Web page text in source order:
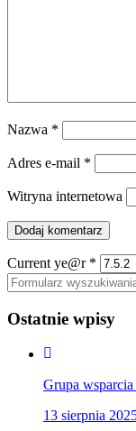
Nazwa *
Adres e-mail *
Witryna internetowa
Current ye@r *
Ostatnie wpisy
Grupa
13 sierpnia